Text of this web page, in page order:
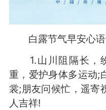
白露节气早安心语
1.山川阻隔长，
重，爱护身体多运动;
裳;朋友问候忙，遥寄
人吉祥!